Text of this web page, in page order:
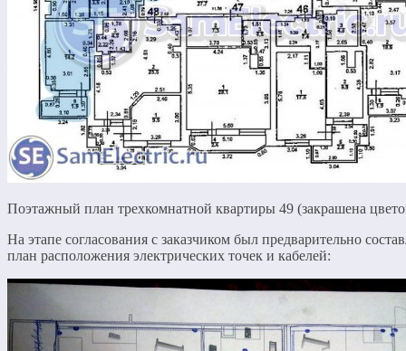
Поэтажный план трехкомнатной квартиры 49 (закрашена
На этапе согласования с заказчиком был предварительно
план расположения электрических точек и кабелей: